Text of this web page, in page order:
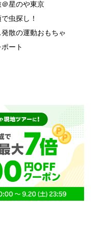
いい？
星のや東京
虫探し！
散の運動おもちゃ